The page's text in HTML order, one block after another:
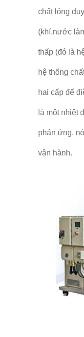
chất lỏng
(khí,nước
thấp (đó là
hệ thống
hai cấp để
là một nhiệt
phản ứng,
vận hành.